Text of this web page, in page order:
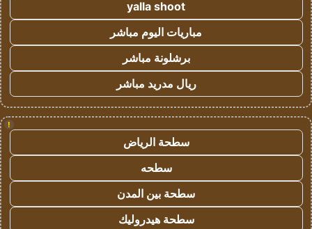
yalla shoot
مباريات اليوم مباشر
برشلونة مباشر
ريال مدريد مباشر
!
سطحة الرياض
سطحه
سطحة بين المدن
سطحة هيدروليك